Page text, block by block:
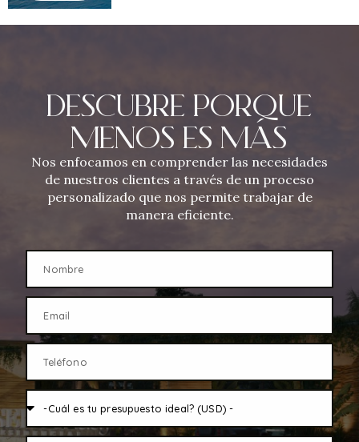
DESCUBRE PORQUE
MENOS ES MÁS
Nos enfocamos en comprender las necesidades
de nuestros clientes a través de un proceso
personalizado que nos permite trabajar de
manera eficiente.